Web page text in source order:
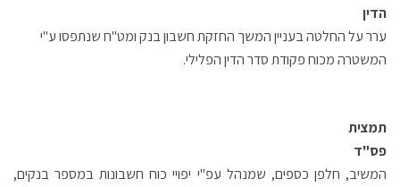
הדין
ערר על החלטה בעניין המשך החזקת חשבון בנק ומט"ח שנתפסו ע"י
המשטרה מכוח פקודת סדר הדין הפלילי.
תמצית
פס"ד
המשיב, חלפן כספים, שמנהל עפ"י יפויי כוח חשבונות במספר בנקים,